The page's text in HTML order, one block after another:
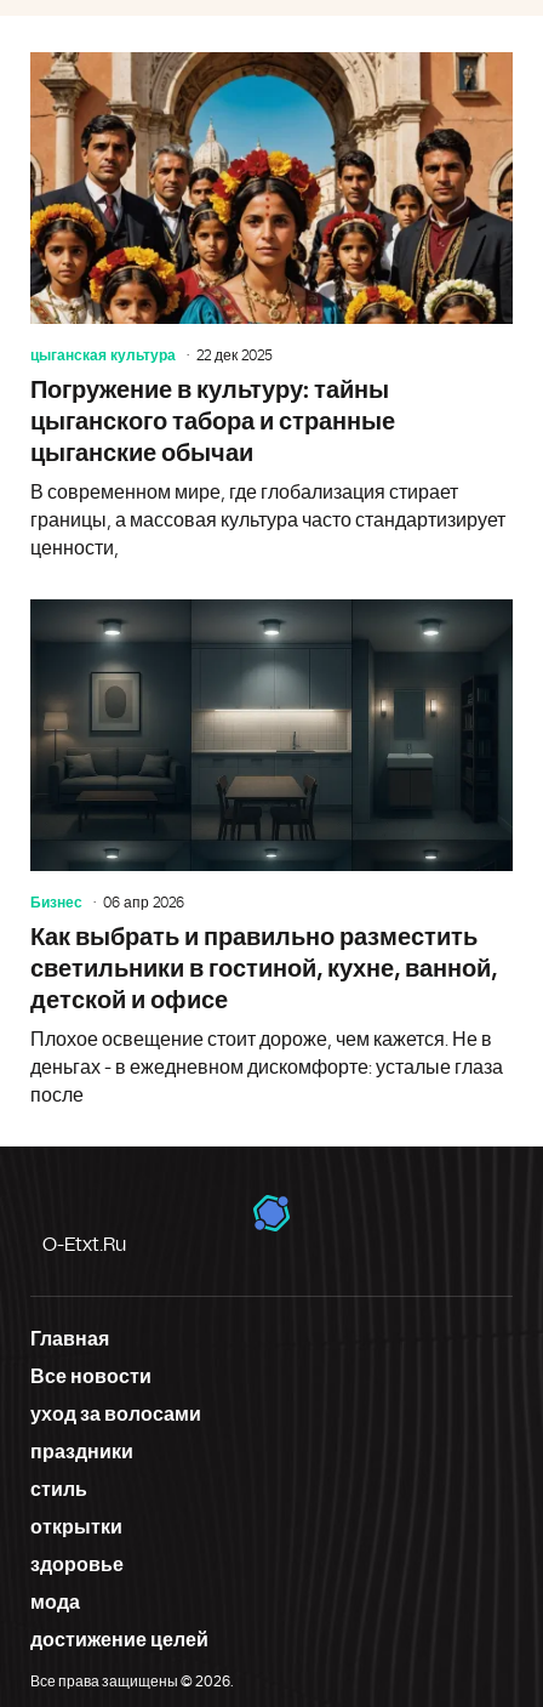
цыганская культура 22 дек 2025
Погружение в культуру: тайны
цыганского табора и странные
цыганские обычаи
В современном мире, где глобализация стирает
границы, а массовая культура часто стандартизирует
ценности,
Бизнес 06 апр 2026
Как выбрать и правильно разместить
светильники в гостиной, кухне, ванной,
детской и офисе
Плохое освещение стоит дороже, чем кажется. Не в
деньгах - в ежедневном дискомфорте: усталые глаза
после
O-Etxt.ru
Главная
Все новости
уход за волосами
праздники
стиль
открытки
здоровье
мода
достижение целей
Все права защищены © 2026.